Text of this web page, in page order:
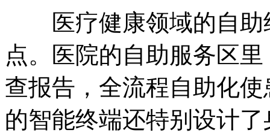
医疗健康领域的自助
点。医院的自助服务区
查报告，全流程自助化
的智能终端还特别设计